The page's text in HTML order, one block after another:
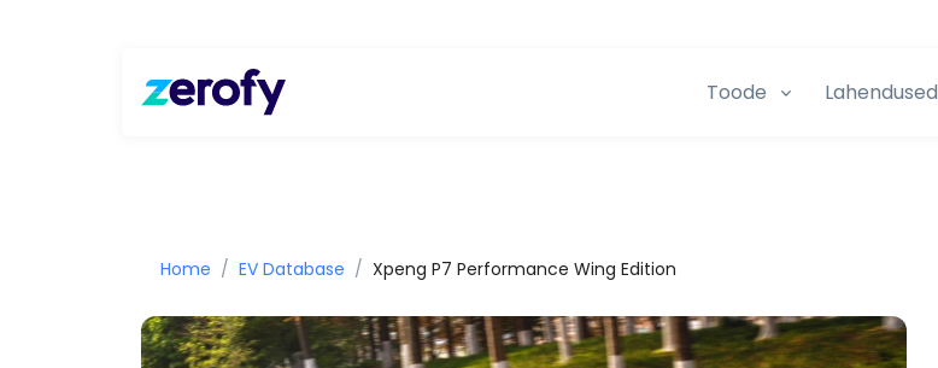
Toode Lahendused
Home EV Database Xpeng P7 Performance Wing Edition